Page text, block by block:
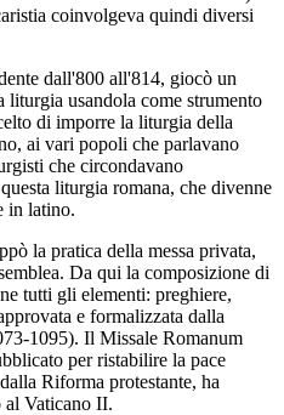
coinvolgeva quindi diversi
dall'800 all'814, giocò un
usandola come strumento
di imporre la liturgia della
ai vari popoli che parlavano
che circondavano
liturgia romana, che divenne
in latino.
la pratica della messa privata,
Da qui la composizione di
tutti gli elementi: preghiere,
e formalizzata dalla
1095). Il Missale Romanum
per ristabilire la pace
Riforma protestante, ha
al Vaticano II.